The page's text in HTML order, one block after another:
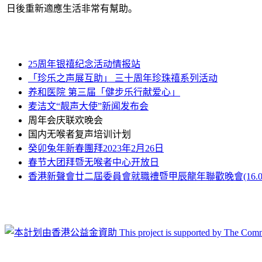
日後重新適應生活非常有幫助。
25周年银禧纪念活动情报站
「珍乐之声展互助」 三十周年珍珠禧系列活动
养和医院 第三届「健步乐行献爱心」
麦洁文“靓声大使”新闻发布会
周年会庆联欢晚会
国内无喉者复声培训计划
癸卯兔年新春團拜2023年2月26日
春节大团拜暨无喉者中心开放日
香港新聲會廿二屆委員會就職禮暨甲辰龍年聯歡晚會